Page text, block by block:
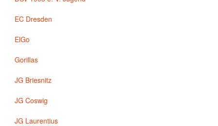
EC Dresden
ElGo
Gorillas
JG Briesnitz
JG Coswig
JG Laurentius